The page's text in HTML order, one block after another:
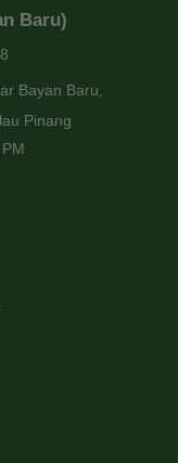
Baru)
Bayan Baru,
Pinang